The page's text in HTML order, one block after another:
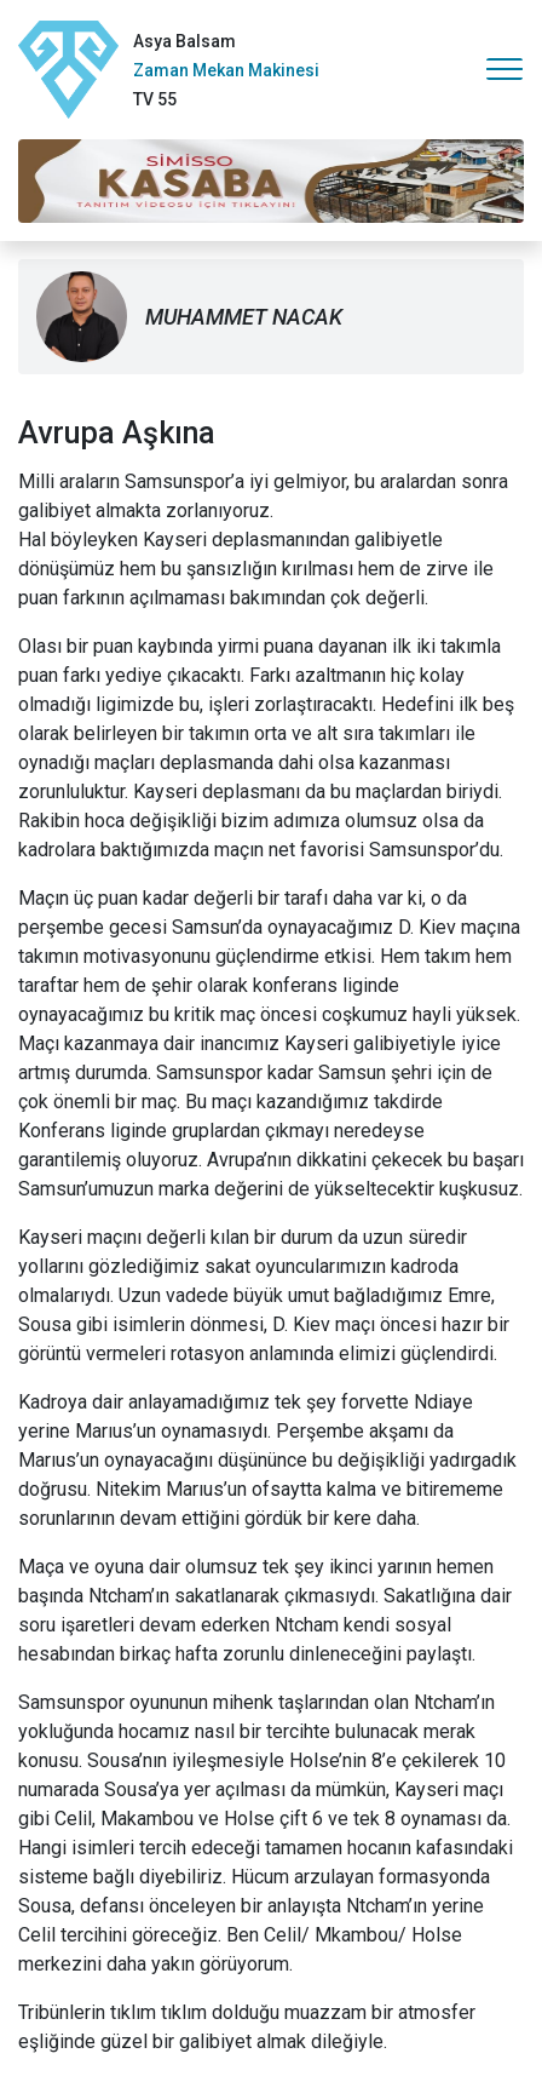
Asya Balsam
Zaman Mekan Makinesi
TV 55
MUHAMMET NACAK
Avrupa Aşkına
Milli araların Samsunspor’a iyi gelmiyor, bu aralardan sonra
galibiyet almakta zorlanıyoruz.
Hal böyleyken Kayseri deplasmanından galibiyetle
dönüşümüz hem bu şansızlığın kırılması hem de zirve ile
puan farkının açılmaması bakımından çok değerli.
Olası bir puan kaybında yirmi puana dayanan ilk iki takımla
puan farkı yediye çıkacaktı. Farkı azaltmanın hiç kolay
olmadığı ligimizde bu, işleri zorlaştıracaktı. Hedefini ilk beş
olarak belirleyen bir takımın orta ve alt sıra takımları ile
oynadığı maçları deplasmanda dahi olsa kazanması
zorunluluktur. Kayseri deplasmanı da bu maçlardan biriydi.
Rakibin hoca değişikliği bizim adımıza olumsuz olsa da
kadrolara baktığımızda maçın net favorisi Samsunspor’du.
Maçın üç puan kadar değerli bir tarafı daha var ki, o da
perşembe gecesi Samsun’da oynayacağımız D. Kiev maçına
takımın motivasyonunu güçlendirme etkisi. Hem takım hem
taraftar hem de şehir olarak konferans liginde
oynayacağımız bu kritik maç öncesi coşkumuz hayli yüksek.
Maçı kazanmaya dair inancımız Kayseri galibiyetiyle iyice
artmış durumda. Samsunspor kadar Samsun şehri için de
çok önemli bir maç. Bu maçı kazandığımız takdirde
Konferans liginde gruplardan çıkmayı neredeyse
garantilemiş oluyoruz. Avrupa’nın dikkatini çekecek bu başarı
Samsun’umuzun marka değerini de yükseltecektir kuşkusuz.
Kayseri maçını değerli kılan bir durum da uzun süredir
yollarını gözlediğimiz sakat oyuncularımızın kadroda
olmalarıydı. Uzun vadede büyük umut bağladığımız Emre,
Sousa gibi isimlerin dönmesi, D. Kiev maçı öncesi hazır bir
görüntü vermeleri rotasyon anlamında elimizi güçlendirdi.
Kadroya dair anlayamadığımız tek şey forvette Ndiaye
yerine Marıus’un oynamasıydı. Perşembe akşamı da
Marıus’un oynayacağını düşününce bu değişikliği yadırgadık
doğrusu. Nitekim Marıus’un ofsaytta kalma ve bitirememe
sorunlarının devam ettiğini gördük bir kere daha.
Maça ve oyuna dair olumsuz tek şey ikinci yarının hemen
başında Ntcham’ın sakatlanarak çıkmasıydı. Sakatlığına dair
soru işaretleri devam ederken Ntcham kendi sosyal
hesabından birkaç hafta zorunlu dinleneceğini paylaştı.
Samsunspor oyununun mihenk taşlarından olan Ntcham’ın
yokluğunda hocamız nasıl bir tercihte bulunacak merak
konusu. Sousa’nın iyileşmesiyle Holse’nin 8’e çekilerek 10
numarada Sousa’ya yer açılması da mümkün, Kayseri maçı
gibi Celil, Makambou ve Holse çift 6 ve tek 8 oynaması da.
Hangi isimleri tercih edeceği tamamen hocanın kafasındaki
sisteme bağlı diyebiliriz. Hücum arzulayan formasyonda
Sousa, defansı önceleyen bir anlayışta Ntcham’ın yerine
Celil tercihini göreceğiz. Ben Celil/ Mkambou/ Holse
merkezini daha yakın görüyorum.
Tribünlerin tıklım tıklım dolduğu muazzam bir atmosfer
eşliğinde güzel bir galibiyet almak dileğiyle.